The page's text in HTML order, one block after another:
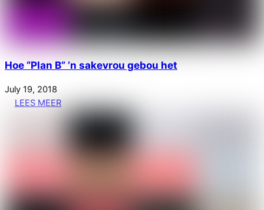
Hoe “Plan B” ’n sakevrou gebou het
July 19, 2018
LEES MEER